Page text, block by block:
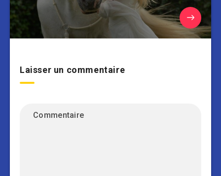
Laisser un commentaire